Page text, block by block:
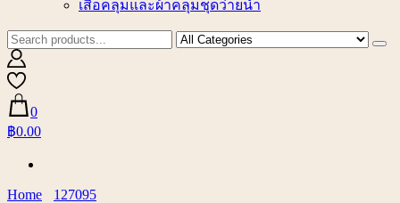
เสื้อคลุมและผ้าคลุมชุดว่ายน้ำ
0
฿0.00
Home 127095